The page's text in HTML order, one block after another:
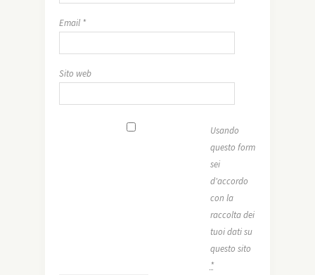
Email *
Sito web
Usando
questo form
sei
d'accordo
con la
raccolta dei
tuoi dati su
questo sito
*